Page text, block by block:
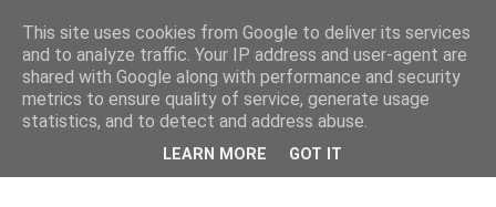
This site uses cookies from Google to deliver its services
and to analyze traffic. Your IP address and user-agent are
shared with Google along with performance and security
metrics to ensure quality of service, generate usage
statistics, and to detect and address abuse.
LEARN MORE GOT IT